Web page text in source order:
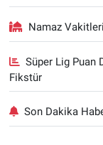
Namaz Vakitleri
Süper Lig Puan
Fikstür
Son Dakika